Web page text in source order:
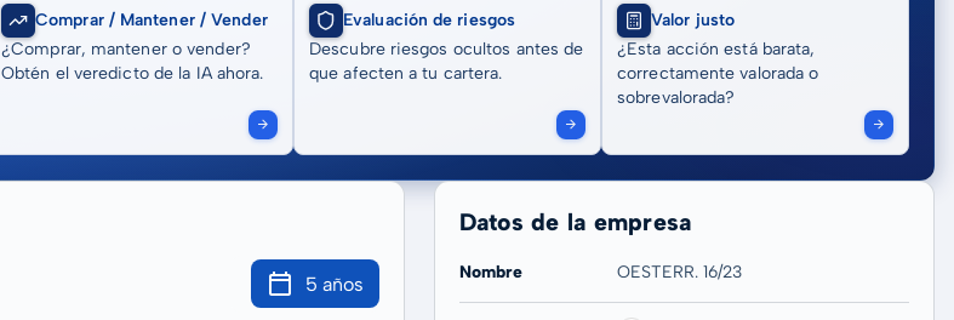
Comprar / Mantener / Vender
¿Comprar, mantener o vender?
Obtén el veredicto de la IA ahora.
Evaluación de riesgos
Descubre riesgos ocultos antes de
que afecten a tu cartera.
Valor justo
¿Esta acción está barata,
correctamente valorada o
sobrevalorada?
5 años
Datos de la empresa
Nombre OESTERR. 16/23